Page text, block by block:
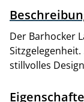
Der Barhocker
stillvolles